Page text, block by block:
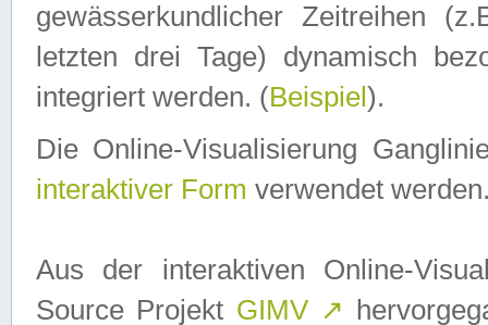
gewässerkundlicher Zeitreihen
letzten drei Tage) dynamisch
integriert werden. (Beispiel ).
Die Online-Visualisierung
interaktiver Form verwendet
Aus der interaktiven Online-
Source Projekt GIMV ↗